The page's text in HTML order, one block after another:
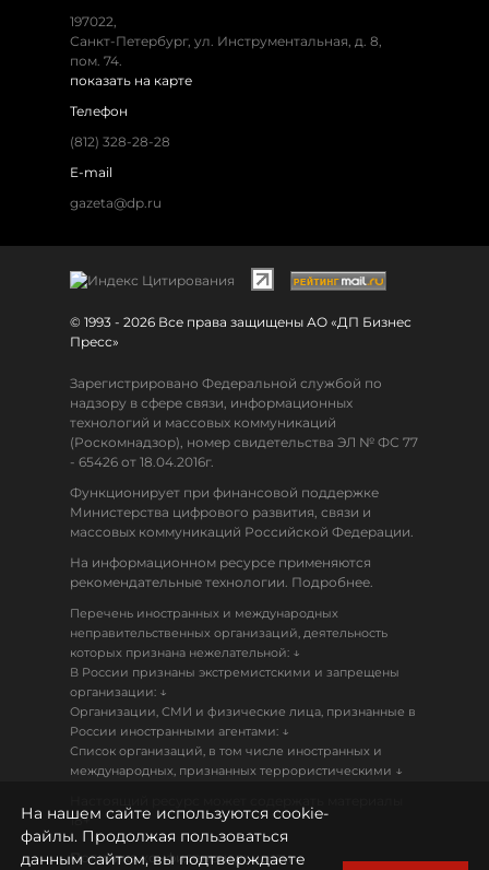
197022,
Санкт-Петербург, ул. Инструментальная, д. 8,
пом. 74.
показать на карте
Телефон
(812) 328-28-28
E-mail
gazeta@dp.ru
© 1993 - 2026 Все права защищены АО «ДП Бизнес
Пресс»
Зарегистрировано Федеральной службой по
надзору в сфере связи, информационных
технологий и массовых коммуникаций
(Роскомнадзор), номер свидетельства ЭЛ № ФС 77
- 65426 от 18.04.2016г.
Функционирует при финансовой поддержке
Министерства цифрового развития, связи и
массовых коммуникаций Российской Федерации.
На информационном ресурсе применяются
рекомендательные технологии. Подробнее.
Перечень иностранных и международных
неправительственных организаций, деятельность
которых признана нежелательной: ↓
В России признаны экстремистскими и запрещены
организации: ↓
Организации, СМИ и физические лица, признанные в
России иностранными агентами: ↓
Список организаций, в том числе иностранных и
международных, признанных террористическими ↓
18+
Политика конфиденциальности
На нашем сайте используются cookie-
файлы. Продолжая пользоваться
данным сайтом, вы подтверждаете